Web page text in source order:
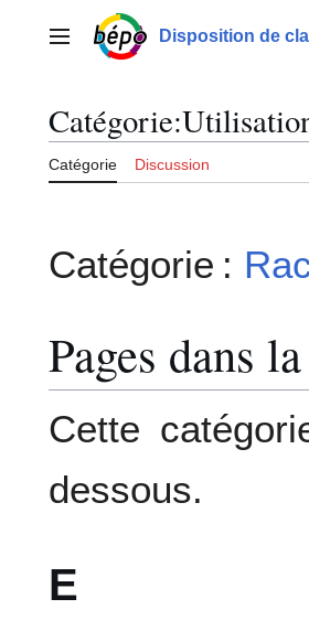
contenuMenu principalDisposition de
Catégorie:
Catégorie Discussion
Catégorie :
Pages dans
Cette
dessous.
E